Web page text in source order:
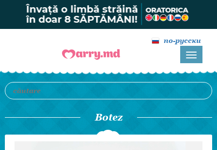
по-русски
Botez